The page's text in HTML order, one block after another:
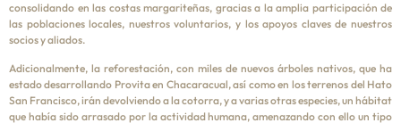
consolidando en las costas margariteñas, gracias a la amplia participación de
las poblaciones locales, nuestros voluntarios, y los apoyos claves de nuestros
socios y aliados.
Adicionalmente, la reforestación, con miles de nuevos árboles nativos, que ha
estado desarrollando Provita en Chacaracual, así como en los terrenos del Hato
San Francisco, irán devolviendo a la cotorra, y a varias otras especies, un hábitat
que había sido arrasado por la actividad humana, amenazando con ello un tipo